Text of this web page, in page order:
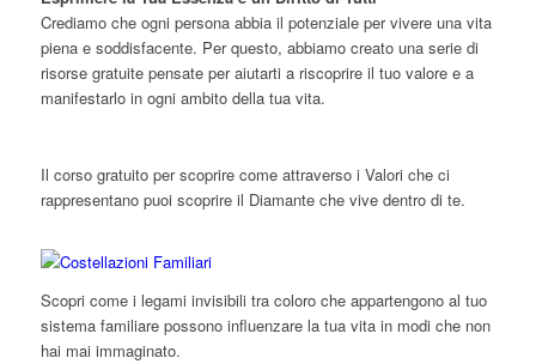
Crediamo che ogni persona abbia il potenziale per vivere una vita
piena e soddisfacente. Per questo, abbiamo creato una serie di
risorse gratuite pensate per aiutarti a riscoprire il tuo valore e a
manifestarlo in ogni ambito della tua vita.
Il corso gratuito per scoprire come attraverso i Valori che ci
rappresentano puoi scoprire il Diamante che vive dentro di te.
Scopri come i legami invisibili tra coloro che appartengono al tuo
sistema familiare possono influenzare la tua vita in modi che non
hai mai immaginato.